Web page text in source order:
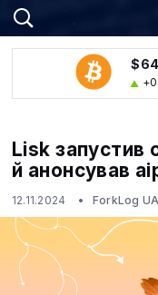
Lisk запустив
й анонсував
12.11.2024 ForkLog UA